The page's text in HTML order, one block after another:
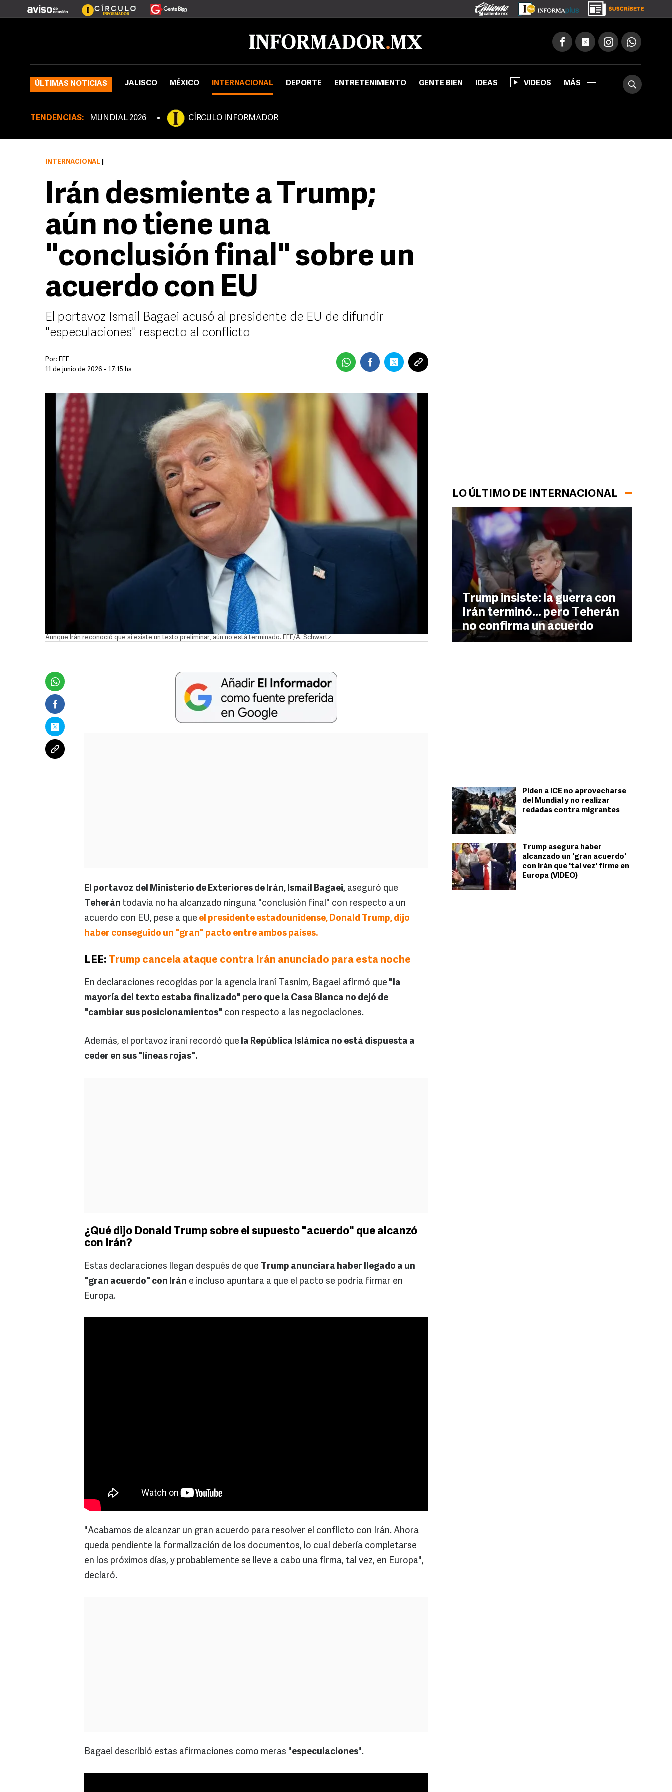
ÚLTIMAS NOTICIAS JALISCO MÉXICO INTERNACIONAL DEPORTE ENTRETENIMIENTO GENTE BIEN IDEAS VIDEOS MÁS
TENDENCIAS: MUNDIAL 2026 CÍRCULO INFORMADOR
LO ÚLTIMO DE INTERNACIONAL
Trump insiste: la guerra con
Irán terminó... pero Teherán
no confirma un acuerdo
Piden a ICE no aprovecharse
del Mundial y no realizar
redadas contra migrantes
Trump asegura haber
alcanzado un 'gran acuerdo'
con Irán que 'tal vez' firme en
Europa (VIDEO)
INTERNACIONAL
Irán desmiente a Trump;
aún no tiene una
"conclusión final" sobre un
acuerdo con EU
El portavoz Ismail Bagaei acusó al presidente de EU de difundir
"especulaciones" respecto al conflicto
Por: EFE
11 de junio de 2026 - 17:15 hs
Aunque Irán reconoció que sí existe un texto preliminar, aún no está terminado. EFE/A. Schwartz
El portavoz del Ministerio de Exteriores de Irán, Ismail Bagaei, aseguró que
Teherán todavía no ha alcanzado ninguna "conclusión final" con respecto a un
acuerdo con EU, pese a que el presidente estadounidense, Donald Trump, dijo
haber conseguido un "gran" pacto entre ambos países.
LEE: Trump cancela ataque contra Irán anunciado para esta noche
En declaraciones recogidas por la agencia iraní Tasnim, Bagaei afirmó que "la
mayoría del texto estaba finalizado" pero que la Casa Blanca no dejó de
"cambiar sus posicionamientos" con respecto a las negociaciones.
Además, el portavoz iraní recordó que la República Islámica no está dispuesta a
ceder en sus "líneas rojas".
¿Qué dijo Donald Trump sobre el supuesto "acuerdo" que alcanzó
con Irán?
Estas declaraciones llegan después de que Trump anunciara haber llegado a un
"gran acuerdo" con Irán e incluso apuntara a que el pacto se podría firmar en
Europa.
"Acabamos de alcanzar un gran acuerdo para resolver el conflicto con Irán. Ahora
queda pendiente la formalización de los documentos, lo cual debería completarse
en los próximos días, y probablemente se lleve a cabo una firma, tal vez, en Europa",
declaró.
Bagaei describió estas afirmaciones como meras "especulaciones".